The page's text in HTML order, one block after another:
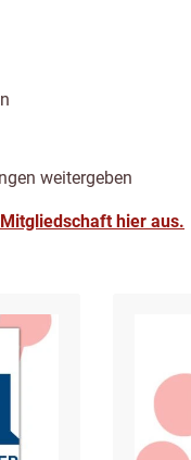
weitergeben
hier aus.